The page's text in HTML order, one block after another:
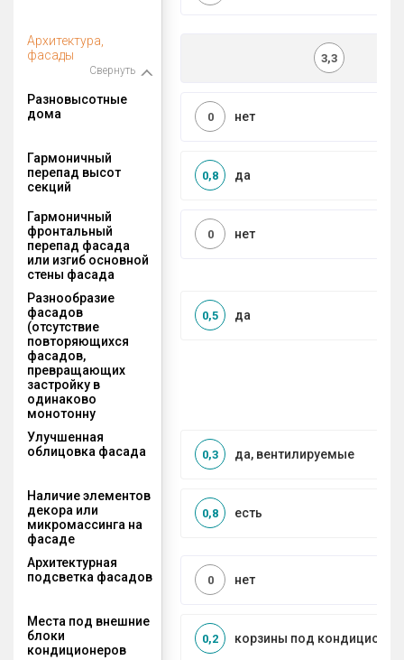
Архитектура,
фасады
Свернуть
3,3
Разновысотные
дома
нет
0
Гармоничный
перепад высот
секций
да
0,8
Гармоничный
фронтальный
перепад фасада
или изгиб основной
стены фасада
нет
0
Разнообразие
фасадов
(отсутствие
повторяющихся
фасадов,
превращающих
застройку в
одинаково
монотонну
да
0,5
Улучшенная
облицовка фасада
да, вентилируемые
0,3
Наличие элементов
декора или
микромассинга на
фасаде
есть
0,8
Архитектурная
подсветка фасадов
нет
0
Места под внешние
блоки
кондиционеров
корзины под
0,2